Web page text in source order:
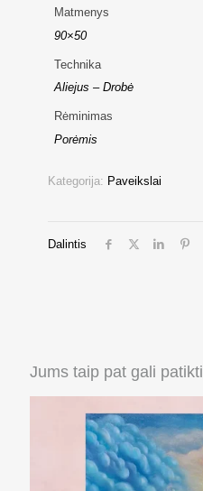
Matmenys
90×50
Technika
Aliejus – Drobė
Rėminimas
Porėmis
Kategorija: Paveikslai
Dalintis
Jums taip pat gali patikti